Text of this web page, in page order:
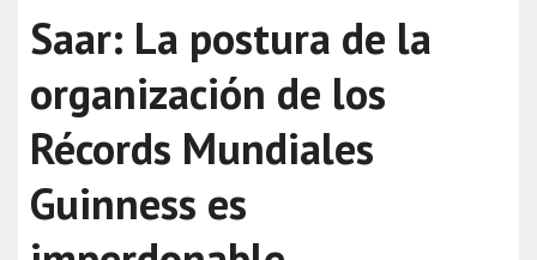
Saar: La postura de la
organización de los
Récords Mundiales
Guinness es